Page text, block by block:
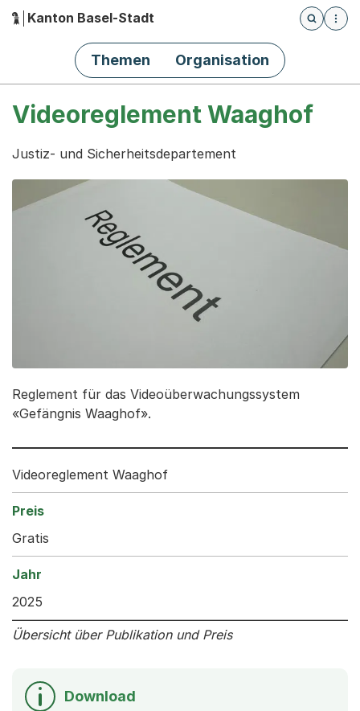
Hauptnavigation
Kanton Basel-Stadt
Öffnet
Themen Organisation
Videoreglement Waaghof
Justiz- und Sicherheitsdepartement
Reglement für das Videoüberwachungssystem
«Gefängnis Waaghof».
Videoreglement Waaghof
Gratis
2025
Übersicht über Publikation und Preis
Download